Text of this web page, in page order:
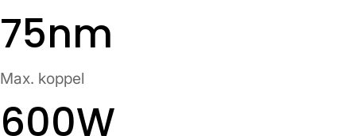
75nm
Max. koppel
600W